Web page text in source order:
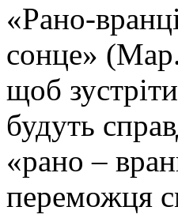
«Рано-
сонце»
щоб
будуть
«рано –
переможця